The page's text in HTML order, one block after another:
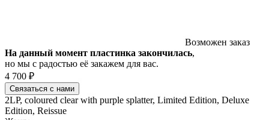
Возможен заказ
На данный момент пластинка закончилась,
но мы с радостью её закажем для вас.
4 700 ₽
Связаться с нами
2LP, coloured clear with purple splatter, Limited Edition, Deluxe
Edition, Reissue